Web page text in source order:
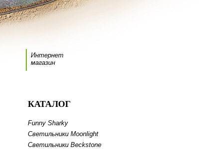
Интернет
магазин
КАТАЛОГ
Funny Sharky
Светильники Moonlight
Светильники Beckstone